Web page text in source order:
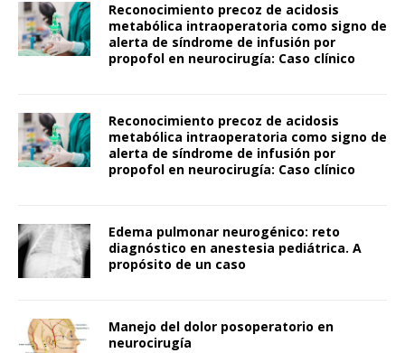
Reconocimiento precoz de acidosis
metabólica intraoperatoria como signo de
alerta de síndrome de infusión por
propofol en neurocirugía: Caso clínico
Reconocimiento precoz de acidosis
metabólica intraoperatoria como signo de
alerta de síndrome de infusión por
propofol en neurocirugía: Caso clínico
Edema pulmonar neurogénico: reto
diagnóstico en anestesia pediátrica. A
propósito de un caso
Manejo del dolor posoperatorio en
neurocirugía